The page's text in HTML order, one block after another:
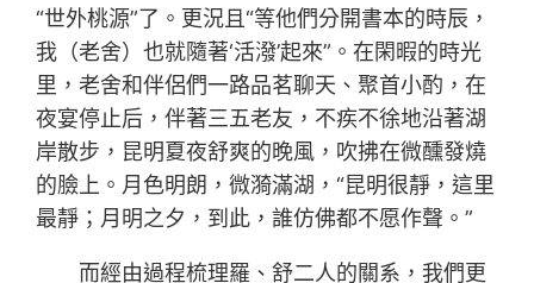
“世外桃源”了。更況且“等他們分開書本的時辰，
我（老舍）也就隨著‘活潑’起來”。在閑暇的時光
里，老舍和伴侶們一路品茗聊天、聚首小酌，在
夜宴停止后，伴著三五老友，不疾不徐地沿著湖
岸散步，昆明夏夜舒爽的晚風，吹拂在微醺發燒
的臉上。月色明朗，微漪滿湖，“昆明很靜，這里
最靜；月明之夕，到此，誰仿佛都不愿作聲。”
而經由過程梳理羅、舒二人的關系，我們更